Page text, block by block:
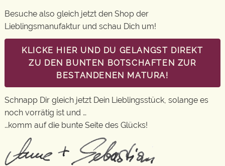
Besuche also gleich jetzt den Shop der
Lieblingsmanufaktur und schau Dich um!
KLICKE HIER UND DU GELANGST DIREKT
ZU DEN BUNTEN BOTSCHAFTEN ZUR
BESTANDENEN MATURA!
Schnapp Dir gleich jetzt Dein Lieblingsstück, solange es
noch vorrätig ist und …
…komm auf die bunte Seite des Glücks!